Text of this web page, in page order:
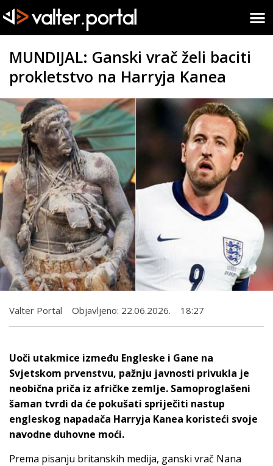
MUNDIJAL: Ganski vrač želi baciti
prokletstvo na Harryja Kanea
Valter Portal Objavljeno: 22.06.2026. 18:27
Uoči utakmice između Engleske i Gane na
Svjetskom prvenstvu, pažnju javnosti privukla je
neobična priča iz afričke zemlje. Samoproglašeni
šaman tvrdi da će pokušati spriječiti nastup
engleskog napadača Harryja Kanea koristeći svoje
navodne duhovne moći.
Prema pisanju britanskih medija, ganski vrač Nana